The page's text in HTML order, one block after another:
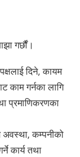
गर्छौं।
दिने, कायम
काम गर्नका लागि
प्रमाणिकरणका
अवस्था, कम्पनीको
कार्य तथा